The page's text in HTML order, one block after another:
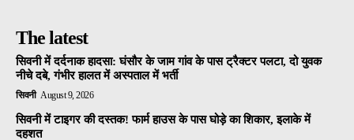
The latest
सिवनी में दर्दनाक हादसा: घंसौर के जाम गांव के पास ट्रैक्टर पलटा, दो युवक
नीचे दबे, गंभीर हालत में अस्पताल में भर्ती
सिवनी August 9, 2026
सिवनी में टाइगर की दस्तक! फार्म हाउस के पास घोड़े का शिकार, इलाके में
दहशत